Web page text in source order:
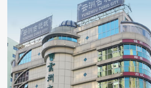
投
诉
与
建
议